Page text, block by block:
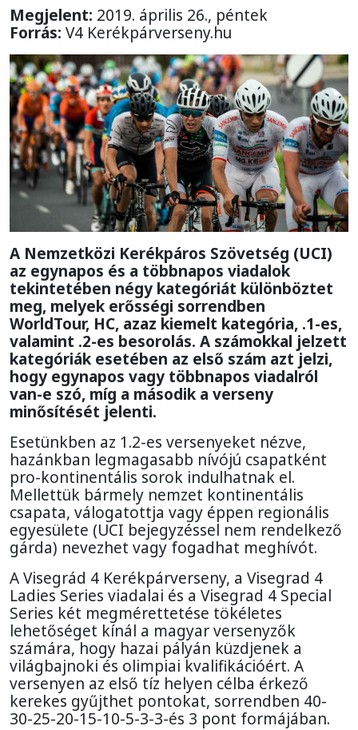
Megjelent: 2019. április 26., péntek
Forrás: V4 Kerékpárverseny.hu
A Nemzetközi Kerékpáros Szövetség (UCI)
az egynapos és a többnapos viadalok
tekintetében négy kategóriát különböztet
meg, melyek erősségi sorrendben
WorldTour, HC, azaz kiemelt kategória, .1-es,
valamint .2-es besorolás. A számokkal jelzett
kategóriák esetében az első szám azt jelzi,
hogy egynapos vagy többnapos viadalról
van-e szó, míg a második a verseny
minősítését jelenti.
Esetünkben az 1.2-es versenyeket nézve,
hazánkban legmagasabb nívójú csapatként
pro-kontinentális sorok indulhatnak el.
Mellettük bármely nemzet kontinentális
csapata, válogatottja vagy éppen regionális
egyesülete (UCI bejegyzéssel nem rendelkező
gárda) nevezhet vagy fogadhat meghívót.
A Visegrád 4 Kerékpárverseny, a Visegrad 4
Ladies Series viadalai és a Visegrad 4 Special
Series két megmérettetése tökéletes
lehetőséget kínál a magyar versenyzők
számára, hogy hazai pályán küzdjenek a
világbajnoki és olimpiai kvalifikációért. A
versenyen az első tíz helyen célba érkező
kerekes gyűjthet pontokat, sorrendben 40-
30-25-20-15-10-5-3-3-és 3 pont formájában.